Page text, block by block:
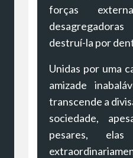
forças
destruí-la por
Unidas por uma
amizade
transcende a
sociedade,
pesares,